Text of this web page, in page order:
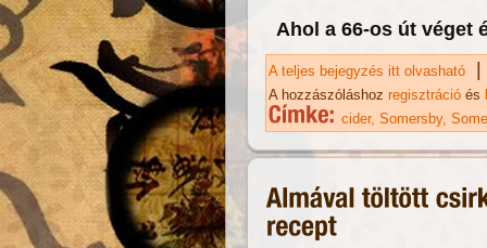
Ahol a 66-os út véget
A teljes bejegyzés itt olvasható |
A hozzászóláshoz regisztráció és
cider Somersby